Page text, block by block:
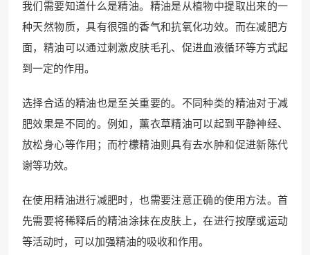
我们需要知道什么是精油。精油是从植物中提取出来的一
种天然物质，具有很强的香气和抗氧化功效。而在减肥方
面，精油可以通过刺激皮肤毛孔、促进血液循环等方式起
到一定的作用。
选择合适的精油也是至关重要的。不同种类的精油对于减
肥效果是不同的。例如，薰衣草精油可以起到平静神经、
放松身心等作用；而柠檬精油则具有去水肿和促进新陈代
谢等功效。
在使用精油进行减肥时，也需要注意正确的使用方法。首
先需要将稀释后的精油涂抹在皮肤上，在进行按摩或运动
等活动时，可以加强精油的吸收和作用。